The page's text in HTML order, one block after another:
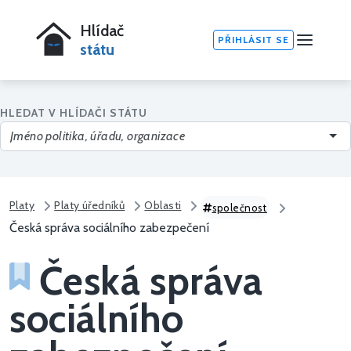
Hlídač
státu
PŘIHLÁSIT SE
HLEDAT V HLÍDAČI STÁTU
Platy Platy úředníků Oblasti společnost
Česká správa sociálního zabezpečení
Česká správa
sociálního